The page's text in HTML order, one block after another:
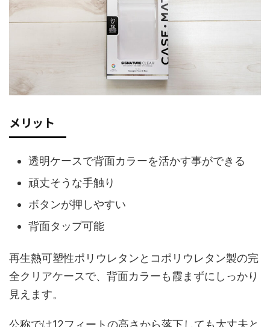
メリット
透明ケースで背面カラーを活かす事ができる
頑丈そうな手触り
ボタンが押しやすい
背面タップ可能
再生熱可塑性ポリウレタンとコポリウレタン製の完
全クリアケースで、背面カラーも霞まずにしっかり
見えます。
公称では12フィートの高さから落下しても大丈夫と